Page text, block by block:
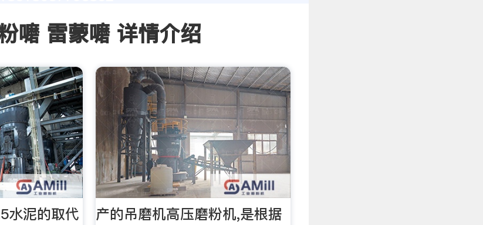
嚰 雷蒙嚰 详情介绍
水泥的取代
产的吊磨机高压磨粉机,是根据